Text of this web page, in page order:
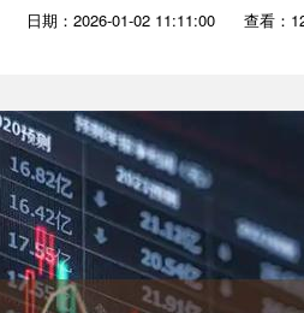
日期：2026-01-02 11:11:00 查看：